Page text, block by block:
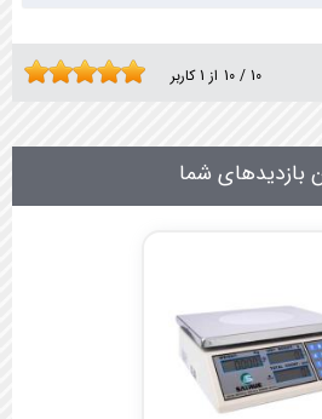
10 / 10 از 1کاربر
بازدیدهای شما